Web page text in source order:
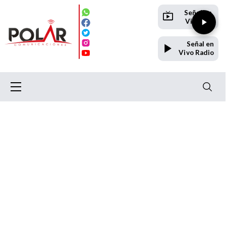
Señal en
Vivo TV
Señal en
Vivo Radio